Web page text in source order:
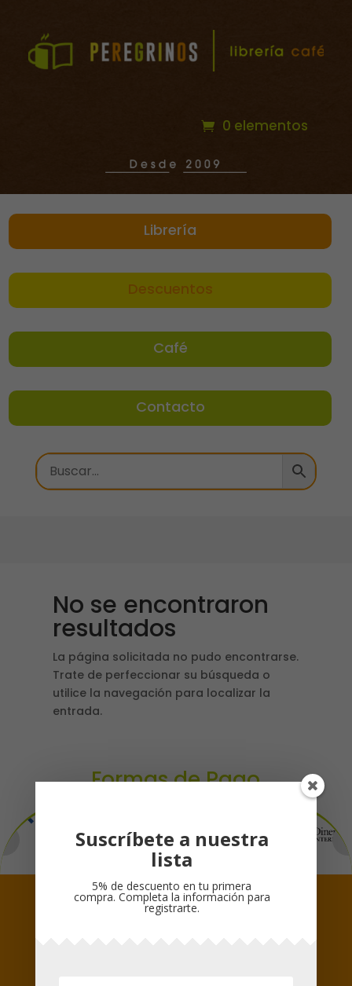
0 elementos
Librería
Descuentos
Café
Contacto
No se encontraron
resultados
La página solicitada no pudo encontrarse.
Trate de perfeccionar su búsqueda o
utilice la navegación para localizar la
entrada.
Formas de Pago
Síguenos
Suscríbete a nuestra
lista
5% de descuento en tu primera
compra. Completa la información para
registrarte.